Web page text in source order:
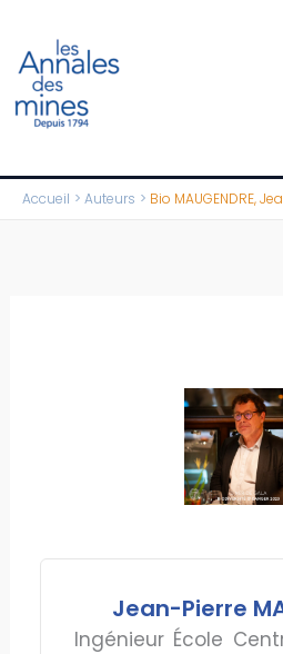
contenu
Accueil Auteurs Bio MAUGENDRE,
Jean-Pierre
Ingénieur École